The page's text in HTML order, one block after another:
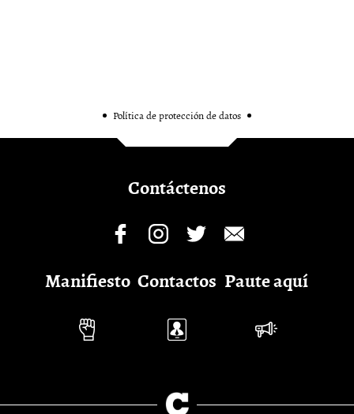
Política de protección de datos
Contáctenos
Manifiesto Contactos Paute aquí